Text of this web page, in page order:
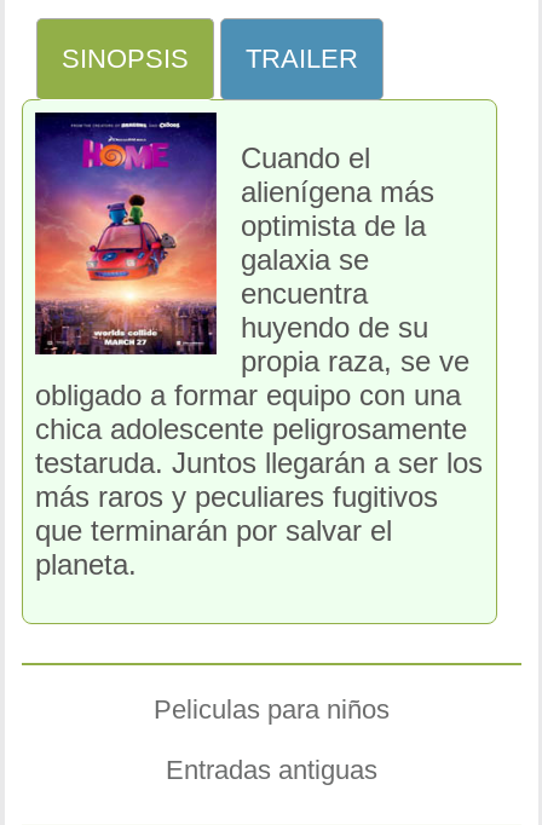
SINOPSIS TRAILER
Cuando el
alienígena más
optimista de la
galaxia se
encuentra
huyendo de su
propia raza, se ve
obligado a formar equipo con una
chica adolescente peligrosamente
testaruda. Juntos llegarán a ser los
más raros y peculiares fugitivos
que terminarán por salvar el
planeta.
Peliculas para niños
Entradas antiguas